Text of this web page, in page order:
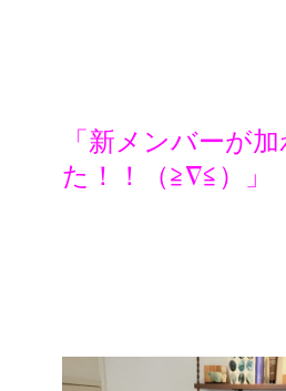
「新メンバーが
た！！（≧∇≦）」